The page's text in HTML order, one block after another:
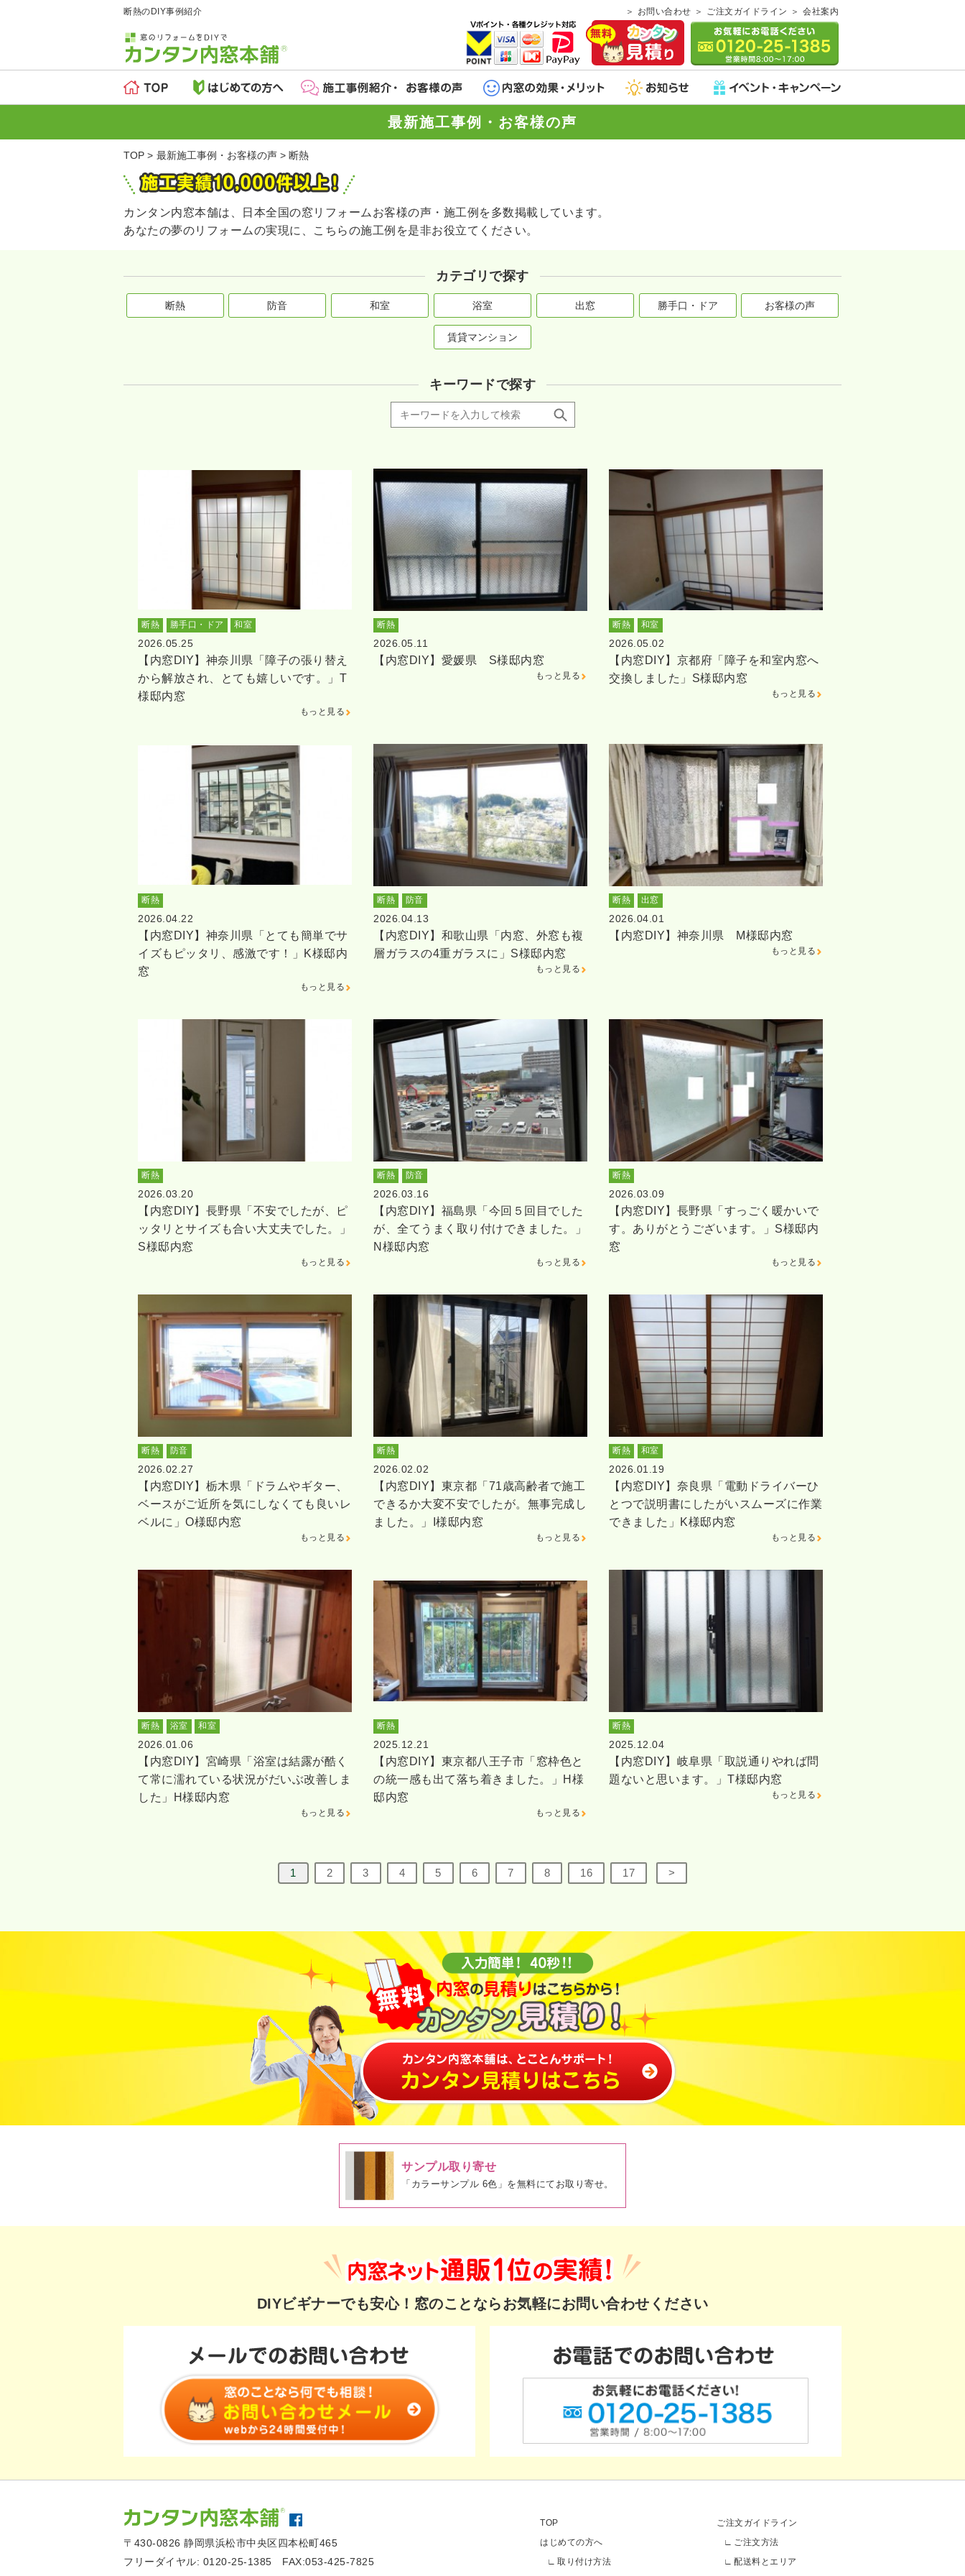
断熱のDIY事例紹介 お問い合わせ ご注文ガイドライン 会社案内
最新施工事例・お客様の声
TOP 最新施工事例・お客様の声 断熱
カンタン内窓本舗は、日本全国の窓リフォームお客様の声・施工例を多数掲載しています。
あなたの夢のリフォームの実現に、こちらの施工例を是非お役立てください。
カテゴリで探す
断熱 防音 和室 浴室 出窓 勝手口・ドア お客様の声
賃貸マンション
キーワードで探す
断熱 勝手口・ドア 和室
2026.05.25
【内窓DIY】神奈川県「障子の張り替え
から解放され、とても嬉しいです。」T
様邸内窓
もっと見る
断熱
2026.05.11
【内窓DIY】愛媛県 S様邸内窓
もっと見る
断熱 和室
2026.05.02
【内窓DIY】京都府「障子を和室内窓へ
交換しました」S様邸内窓
もっと見る
断熱
2026.04.22
【内窓DIY】神奈川県「とても簡単でサ
イズもピッタリ、感激です！」K様邸内
窓
もっと見る
断熱 防音
2026.04.13
【内窓DIY】和歌山県「内窓、外窓も複
層ガラスの4重ガラスに」S様邸内窓
もっと見る
断熱 出窓
2026.04.01
【内窓DIY】神奈川県 M様邸内窓
もっと見る
断熱
2026.03.20
【内窓DIY】長野県「不安でしたが、ピ
ッタリとサイズも合い大丈夫でした。」
S様邸内窓
もっと見る
断熱 防音
2026.03.16
【内窓DIY】福島県「今回５回目でした
が、全てうまく取り付けできました。」
N様邸内窓
もっと見る
断熱
2026.03.09
【内窓DIY】長野県「すっごく暖かいで
す。ありがとうございます。」S様邸内
窓
もっと見る
断熱 防音
2026.02.27
【内窓DIY】栃木県「ドラムやギター、
ベースがご近所を気にしなくても良いレ
ベルに」O様邸内窓
もっと見る
断熱
2026.02.02
【内窓DIY】東京都「71歳高齢者で施工
できるか大変不安でしたが。無事完成し
ました。」I様邸内窓
もっと見る
断熱 和室
2026.01.19
【内窓DIY】奈良県「電動ドライバーひ
とつで説明書にしたがいスムーズに作業
できました」K様邸内窓
もっと見る
断熱 浴室 和室
2026.01.06
【内窓DIY】宮崎県「浴室は結露が酷く
て常に濡れている状況がだいぶ改善しま
した」H様邸内窓
もっと見る
断熱
2025.12.21
【内窓DIY】東京都八王子市「窓枠色と
の統一感も出て落ち着きました。」H様
邸内窓
もっと見る
断熱
2025.12.04
【内窓DIY】岐阜県「取説通りやれば問
題ないと思います。」T様邸内窓
もっと見る
1 2 3 4 5 6 7 8 16 17 >
サンプル取り寄せ
「カラーサンプル 6色」を無料にてお取り寄せ。
DIYビギナーでも安心！ 窓のことならお気軽にお問い合わせください
〒430-0826 静岡県浜松市中央区四本松町465
フリーダイヤル: 0120-25-1385
FAX:053-425-7825
TOP
はじめての方へ
取り付け方法
ご注文ガイドライン
ご注文方法
配送料とエリア